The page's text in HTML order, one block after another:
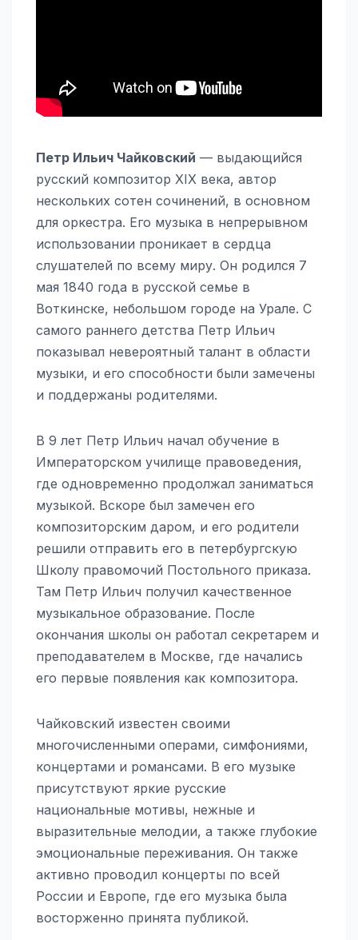
Петр Ильич Чайковский — выдающийся
русский композитор XIX века, автор
нескольких сотен сочинений, в основном
для оркестра. Его музыка в непрерывном
использовании проникает в сердца
слушателей по всему миру. Он родился 7
мая 1840 года в русской семье в
Воткинске, небольшом городе на Урале. С
самого раннего детства Петр Ильич
показывал невероятный талант в области
музыки, и его способности были замечены
и поддержаны родителями.
В 9 лет Петр Ильич начал обучение в
Императорском училище правоведения,
где одновременно продолжал заниматься
музыкой. Вскоре был замечен его
композиторским даром, и его родители
решили отправить его в петербургскую
Школу правомочий Постольного приказа.
Там Петр Ильич получил качественное
музыкальное образование. После
окончания школы он работал секретарем и
преподавателем в Москве, где начались
его первые появления как композитора.
Чайковский известен своими
многочисленными операми, симфониями,
концертами и романсами. В его музыке
присутствуют яркие русские
национальные мотивы, нежные и
выразительные мелодии, а также глубокие
эмоциональные переживания. Он также
активно проводил концерты по всей
России и Европе, где его музыка была
восторженно принята публикой.